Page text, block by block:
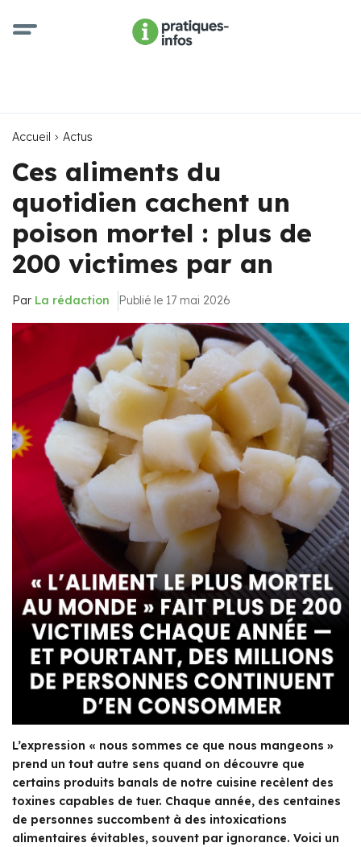
Accueil Actus
Ces aliments du
quotidien cachent un
poison mortel : plus de
200 victimes par an
Par La rédaction Publié le 17 mai 2026
L’expression « nous sommes ce que nous mangeons »
prend un tout autre sens quand on découvre que
certains produits banals de notre cuisine recèlent des
toxines capables de tuer. Chaque année, des centaines
de personnes succombent à des intoxications
alimentaires évitables, souvent par ignorance. Voici un